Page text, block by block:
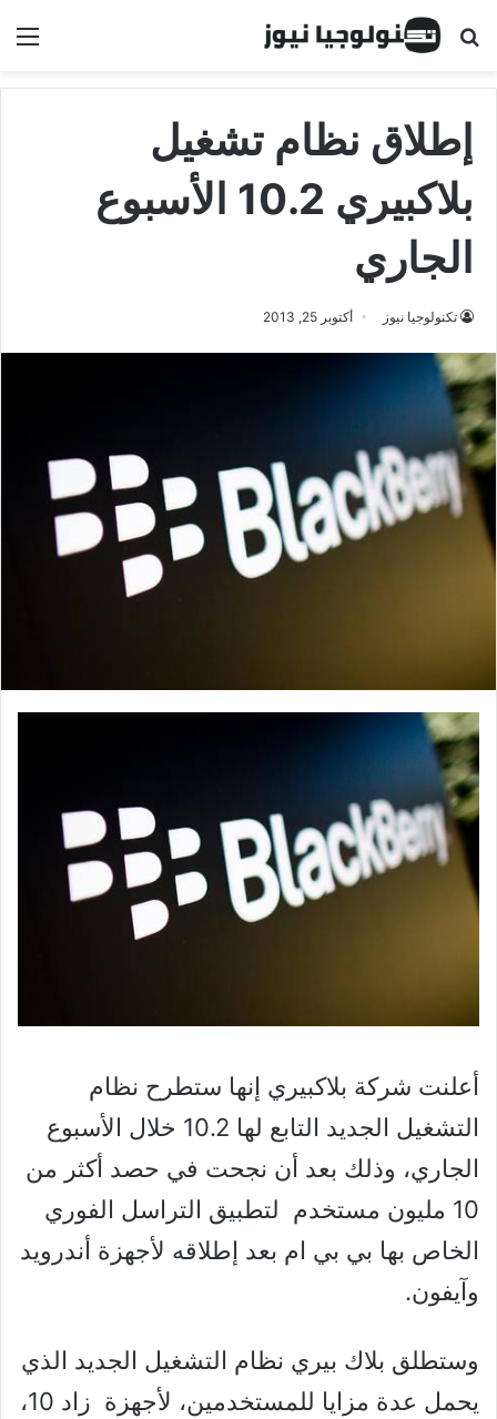
البحث عن
إطلاق نظام تشغيل
بلاكبيري 10.2 الأسبوع
الجاري
تكنولوجيا نيوز أكتوبر 25, 2013
أعلنت شركة بلاكبيري إنها ستطرح نظام
التشغيل الجديد التابع لها 10.2 خلال الأسبوع
الجاري، وذلك بعد أن نجحت في حصد أكثر من
10 مليون مستخدم لتطبيق التراسل الفوري
الخاص بها بي بي ام بعد إطلاقه لأجهزة أندرويد
وآيفون.
وستطلق بلاك بيري نظام التشغيل الجديد الذي
يحمل عدة مزايا للمستخدمين، لأجهزة زاد 10،